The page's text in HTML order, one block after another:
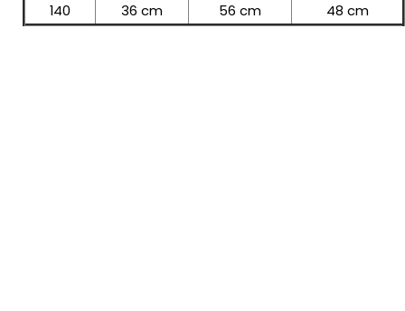
140
36 cm 56 cm 48 cm